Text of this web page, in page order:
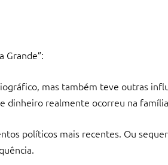
Grande”:
mas também teve outras
dinheiro realmente ocorreu na
políticos mais recentes. Ou